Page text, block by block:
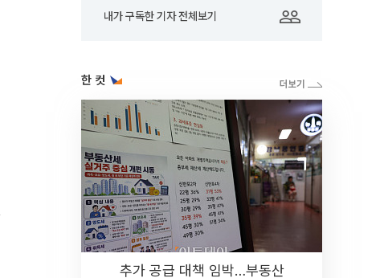
내가 구독한 기자 전체보기
한 컷
추가 공급 대책 임박…부동산